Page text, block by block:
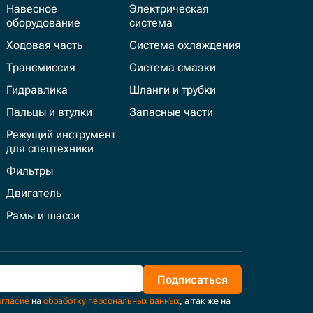
Навесное
оборудование
Ходовая часть
Трансмиссия
Гидравлика
Пальцы и втулки
Режущий инструмент
для спецтехники
Фильтры
Двигатель
Рамы и шасси
Электрическая
система
Система охлаждения
Система смазки
Шланги и трубки
Запасные части
Подписаться
на обработку персональных данных, а так же на